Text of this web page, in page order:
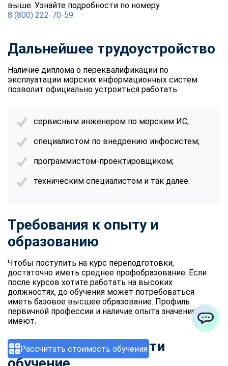
Рассчитать стоимость обучения
выше. Узнайте подробности по номеру
8 (800) 222-70-59
Дальнейшее трудоустройство
Наличие диплома о переквалификации по
эксплуатации морских информационных систем
позволит официально устроиться работать:
сервисным инженером по морским ИС;
специалистом по внедрению инфосистем;
программистом-проектировщиком;
техническим специалистом и так далее.
Требования к опыту и
образованию
Чтобы поступить на курс переподготовки,
достаточно иметь среднее профобразование. Если
после курсов хотите работать на высоких
должностях, до обучения может потребоваться
иметь базовое высшее образование. Профиль
первичной профессии и наличие опыта значения не
имеют.
5 шагов, чтобы пройти
Vkontakte